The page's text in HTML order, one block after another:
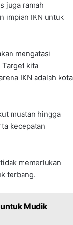
juga ramah
impian IKN untuk
mengatasi
Target kita
IKN adalah kota
muatan hingga
kecepatan
memerlukan
terbang.
untuk Mudik